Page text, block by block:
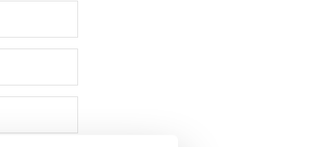
LE PATIO RESTAURANT